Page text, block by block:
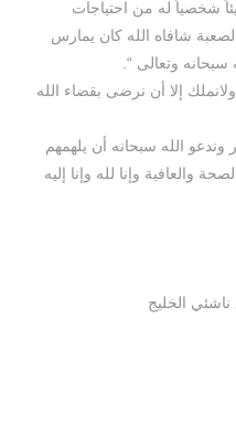
شخصياً له من احتياجات
شافاه الله كان يمارس
وتعالى “.
إلا أن نرضى بقضاء الله
وندعو الله سبحانه أن يلهمهم
والعافية وإنا لله وإنا إليه
الخليج